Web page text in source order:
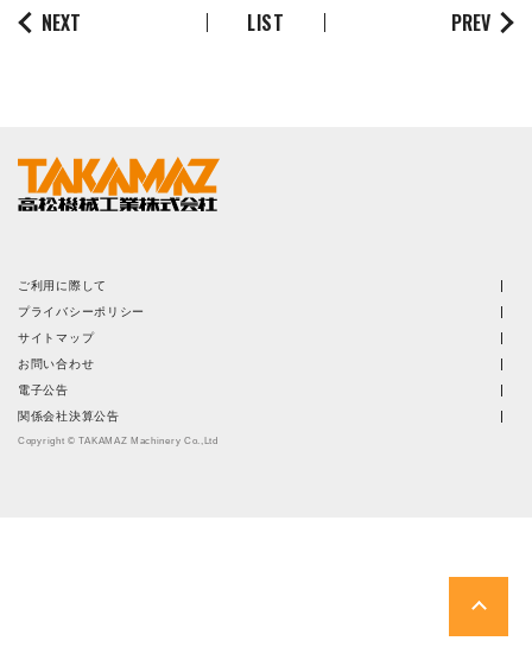
製品ラインナップ
サステナビリティ
電子公告
お問い合わせ
NEXT LIST PREV
ご利用に際して
プライバシーポリシー
サイトマップ
お問い合わせ
電子公告
関係会社決算公告
Copyright © TAKAMAZ Machinery Co.,Ltd